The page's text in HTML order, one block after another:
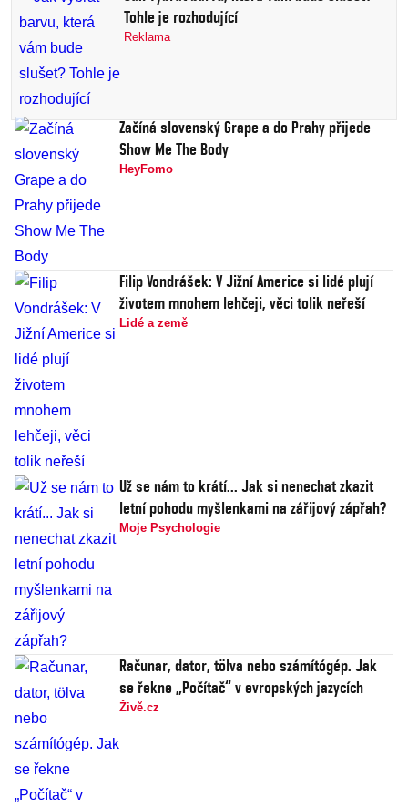
Tohle je rozhodující
Reklama
Začíná slovenský Grape a do Prahy přijede
Show Me The Body
HeyFomo
Filip Vondrášek: V Jižní Americe si lidé plují
životem mnohem lehčeji, věci tolik neřeší
Lidé a země
Už se nám to krátí... Jak si nenechat zkazit
letní pohodu myšlenkami na zářijový zápřah?
Moje Psychologie
Računar, dator, tölva nebo számítógép. Jak
se řekne „Počítač“ v evropských jazycích
Živě.cz